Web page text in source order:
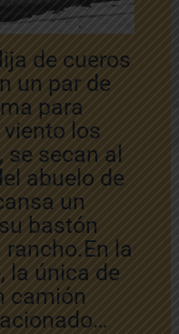
de cueros
un par de
para
los
secan al
abuelo de
un
bastón
la
la única de
camión